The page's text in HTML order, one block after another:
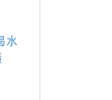
水